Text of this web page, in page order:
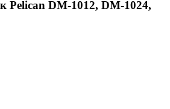
Pelican DM-1012, DM-1024,